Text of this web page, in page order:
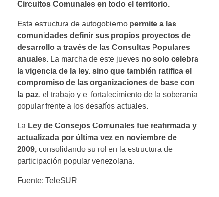
Circuitos Comunales en todo el territorio.
Esta estructura de autogobierno permite a las
comunidades definir sus propios proyectos de
desarrollo a través de las Consultas Populares
anuales. La marcha de este jueves no solo celebra
la vigencia de la ley, sino que también ratifica el
compromiso de las organizaciones de base con
la paz, el trabajo y el fortalecimiento de la soberanía
popular frente a los desafíos actuales.
La Ley de Consejos Comunales fue reafirmada y
actualizada por última vez en noviembre de
2009, consolidando su rol en la estructura de
participación popular venezolana.
Fuente: TeleSUR